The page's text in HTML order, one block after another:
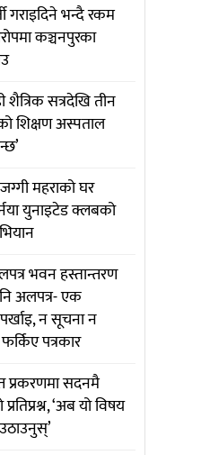
गराइदिने भन्दै रकम
कञ्चनपुरका
शैत्रिक सत्रदेखि तीन
शिक्षण अस्पताल
जग्गी महराको घर
युनाइटेड क्लबको
भवन हस्तान्तरण
अलपत्र- एक
न सूचना न
पत्रकार
प्रकरणमा सदनमै
‘अब यो विषय